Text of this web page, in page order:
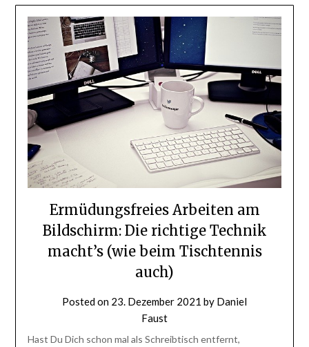
Ermüdungsfreies Arbeiten am
Bildschirm: Die richtige Technik
macht’s (wie beim Tischtennis
auch)
Posted on 23. Dezember 2021 by Daniel
Faust
Hast Du Dich schon mal als Schreibtisch entfernt,